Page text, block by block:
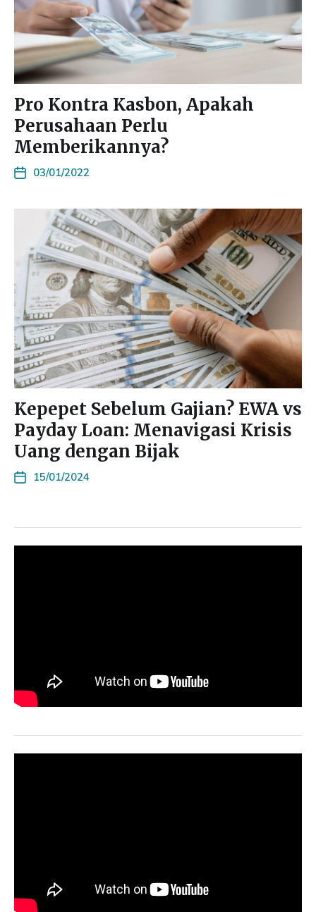
Pro Kontra Kasbon, Apakah
Perusahaan Perlu
Memberikannya?
03/01/2022
Kepepet Sebelum Gajian? EWA vs
Payday Loan: Menavigasi Krisis
Uang dengan Bijak
15/01/2024